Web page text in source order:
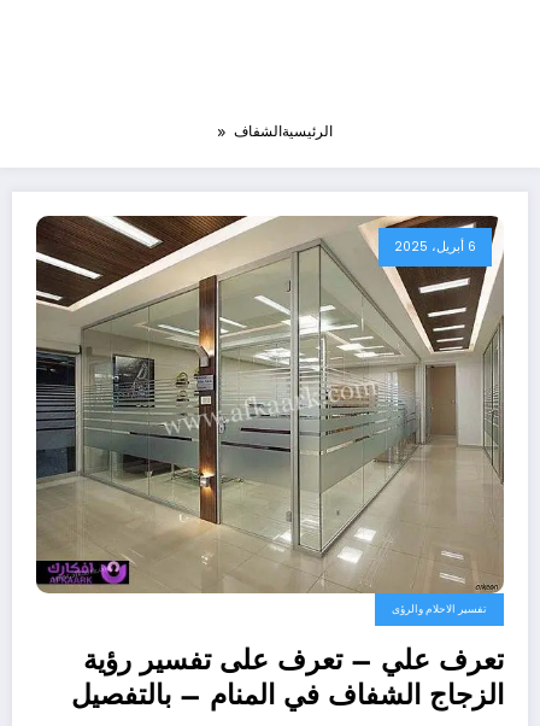
الرئيسيةالشفاف
6 أبريل، 2025
تفسير الاحلام والرؤى
تعرف علي – تعرف على تفسير رؤية
الزجاج الشفاف في المنام – بالتفصيل